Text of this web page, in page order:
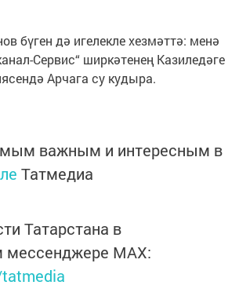
бүген дә игелекле хезмәттә: менә
Сервис“ ширкәтенең Казиледәге
Арчага су кудыра.
важным и интересным в
Татмедиа
Татарстана в
мессенджере MАХ: